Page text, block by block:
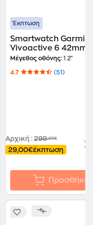
Έκπτωση
Smartwatch Garmin
Vivoactive 6 42mm -
with Black
Μέγεθος οθόνης: 1.2"
4.7 (51)
Αρχική : 299,00€
29,00€έκπτωση
Προσθήκη